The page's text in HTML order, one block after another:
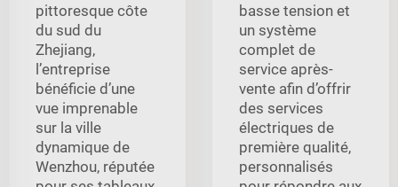
pittoresque côte
du sud du
Zhejiang,
l’entreprise
bénéficie d’une
vue imprenable
sur la ville
dynamique de
Wenzhou, réputée
basse tension et
un système
complet de
service après-
vente afin d’offrir
des services
électriques de
première qualité,
personnalisés